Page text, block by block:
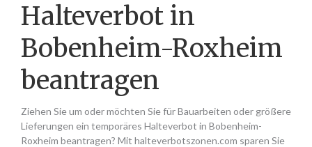
Halteverbot in
Bobenheim-Roxheim
beantragen
Ziehen Sie um oder möchten Sie für Bauarbeiten oder größere
Lieferungen ein temporäres Halteverbot in Bobenheim-
Roxheim beantragen? Mit halteverbotszonen.com sparen Sie